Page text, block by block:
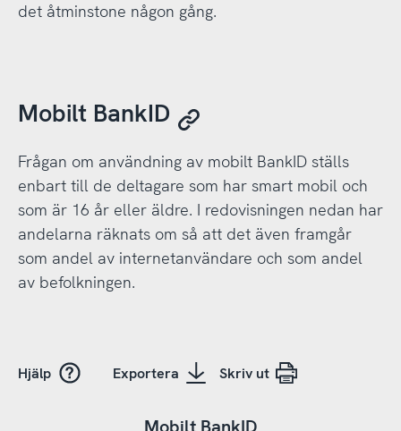
det åtminstone någon gång.
Mobilt BankID
Frågan om användning av mobilt BankID ställs
enbart till de deltagare som har smart mobil och
som är 16 år eller äldre. I redovisningen nedan har
andelarna räknats om så att det även framgår
som andel av internetanvändare och som andel
av befolkningen.
Hjälp Exportera Skriv ut
Mobilt BankID